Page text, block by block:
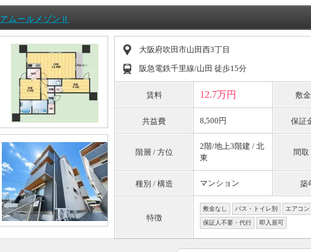
アムールメゾンⅡ
大阪府吹田市山田西3丁目
阪急電鉄千里線/山田 徒歩15分
賃料 12.7万円 敷
共益費 8,500円 保証
階層 / 方位
2階/地上3階建 / 北
東
間取
種別 / 構造 マンション 築
特徴
敷金なし バス・トイレ別 エアコン
保証人不要・代行 即入居可